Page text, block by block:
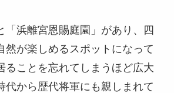
「浜離宮恩賜庭園」があり、四
然が楽しめるスポットになって
ることを忘れてしまうほど広大
代から歴代将軍にも親しまれて